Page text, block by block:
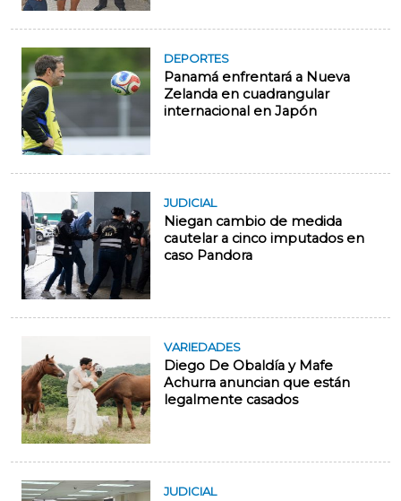
DEPORTES
Panamá enfrentará a Nueva
Zelanda en cuadrangular
internacional en Japón
JUDICIAL
Niegan cambio de medida
cautelar a cinco imputados en
caso Pandora
VARIEDADES
Diego De Obaldía y Mafe
Achurra anuncian que están
legalmente casados
JUDICIAL